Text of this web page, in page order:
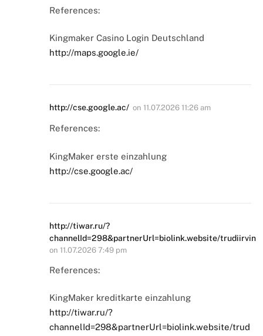
References:
Kingmaker Casino Login Deutschland
http://maps.google.ie/
http://cse.google.ac/ on 11.07.2026 11:26 am
References:
KingMaker erste einzahlung
http://cse.google.ac/
http://tiwar.ru/?
channelId=298&partnerUrl=biolink.website/trudiirvin
on 11.07.2026 7:49 pm
References:
KingMaker kreditkarte einzahlung
http://tiwar.ru/?
channelId=298&partnerUrl=biolink.website/trud